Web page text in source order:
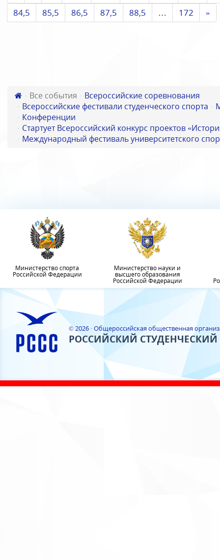
84,5
85,5 86,5 87,5 88,5 … 172 »
Все события
Всероссийские соревнования
Всероссийские фестивали студенческого спорта
Конференции
Стартует Всероссийский конкурс проектов
Международный фестиваль университетского
Министерство спорта
Российской Федерации
Министерство науки и
высшего образования
Российской Федерации
© 2026 · Общероссийская общественная
РОССИЙСКИЙ